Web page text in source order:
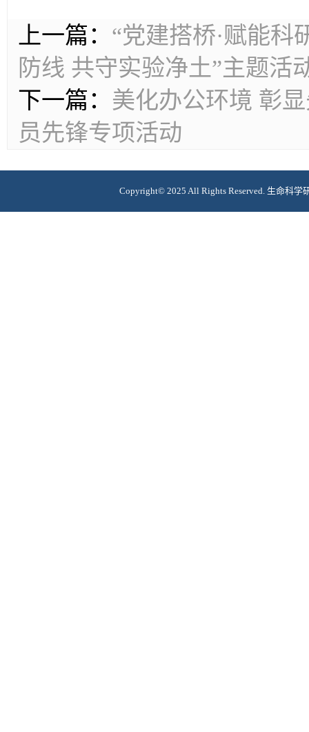
上一篇： “党建搭桥·赋能
防线 共守实验净土”主题活
下一篇： 美化办公环境 彰
员先锋专项活动
Copyright© 2025 All Rights Reserved. 生命科